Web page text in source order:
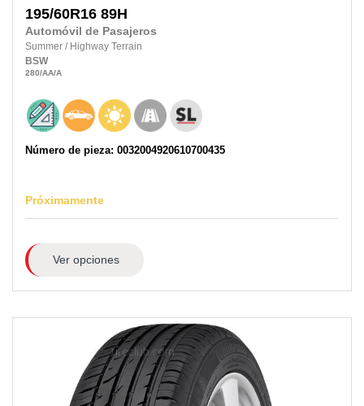
195/60R16 89H
Automóvil de Pasajeros
Summer / Highway Terrain
BSW
280/AA/A
Número de pieza: 0032004920610700435
Próximamente
Ver opciones